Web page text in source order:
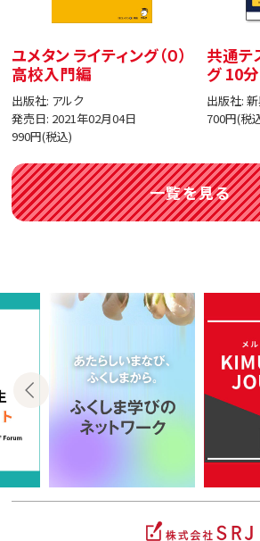
ユメタン ライティング（０）
高校入門編
出版社: アルク
発売日: 2021年02月04日
990円(税込)
共通テ
グ 10
出版社:
700円(税
一覧を見る